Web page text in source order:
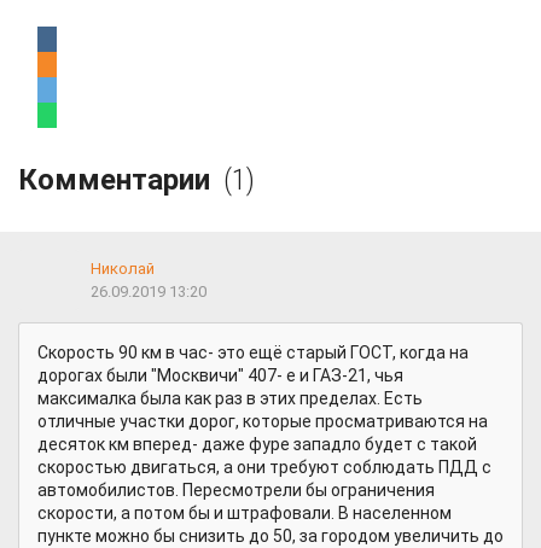
Комментарии (1)
Николай
26.09.2019 13:20
Скорость 90 км в час- это ещё старый ГОСТ, когда на
дорогах были "Москвичи" 407- е и ГАЗ-21, чья
максималка была как раз в этих пределах. Есть
отличные участки дорог, которые просматриваются на
десяток км вперед- даже фуре западло будет с такой
скоростью двигаться, а они требуют соблюдать ПДД с
автомобилистов. Пересмотрели бы ограничения
скорости, а потом бы и штрафовали. В населенном
пункте можно бы снизить до 50, за городом увеличить до